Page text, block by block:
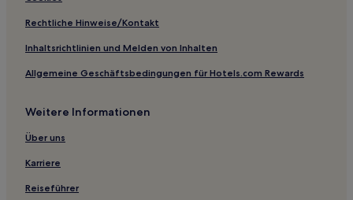
Hotels mit Parkplatz in Cutrofiano
Haustierfreundliche in Collepasso
Marittima Hotels
Castro Hotels
Pizzo Hotels
Alliste Hotels
Rechtliche Hinweise/Kontakt
Inhaltsrichtlinien und Melden von Inhalten
Allgemeine Geschäftsbedingungen für Hotels.com Rewards
Weitere Informationen
Über uns
Karriere
Reiseführer